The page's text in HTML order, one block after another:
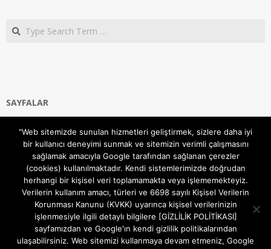
Search
SAYFALAR
Gizlilik ve Çerezler (Cookies) Politikası
Hakkımızda
İletişim Kanalları
MODEM KURULUM
TEKNİK DESTEK
TELEVİZYON SİSTEMLERİ
"Web sitemizde sunulan hizmetleri geliştirmek, sizlere daha iyi
bir kullanıcı deneyimi sunmak ve sitemizin verimli çalışmasını
sağlamak amacıyla Google tarafından sağlanan çerezler
(cookies) kullanılmaktadır. Kendi sistemlerimizde doğrudan
herhangi bir kişisel veri toplamamakta veya işlememekteyiz.
Verilerin kullanım amacı, türleri ve 6698 sayılı Kişisel Verilerin
Korunması Kanunu (KVKK) uyarınca kişisel verilerinizin
işlenmesiyle ilgili detaylı bilgilere [GİZLİLİK POLİTİKASI]
sayfamızdan ve Google'ın kendi gizlilik politikalarından
ulaşabilirsiniz. Web sitemizi kullanmaya devam etmeniz, Google